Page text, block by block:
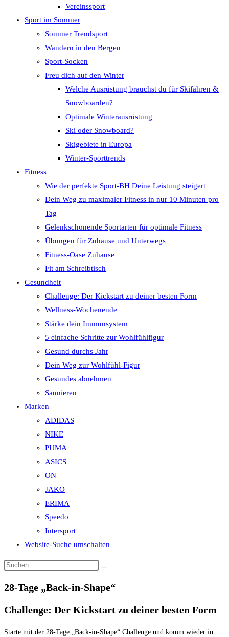
Vereinssport
Sport im Sommer
Sommer Trendsport
Wandern in den Bergen
Sport-Socken
Freu dich auf den Winter
Welche Ausrüstung brauchst du für Skifahren &
Snowboarden?
Optimale Winterausrüstung
Ski oder Snowboard?
Skigebiete in Europa
Winter-Sporttrends
Fitness
Wie der perfekte Sport-BH Deine Leistung steigert
Dein Weg zu maximaler Fitness in nur 10 Minuten pro
Tag
Gelenkschonende Sportarten für optimale Fitness
Übungen für Zuhause und Unterwegs
Fitness-Oase Zuhause
Fit am Schreibtisch
Gesundheit
Challenge: Der Kickstart zu deiner besten Form
Wellness-Wochenende
Stärke dein Immunsystem
5 einfache Schritte zur Wohlfühlfigur
Gesund durchs Jahr
Dein Weg zur Wohlfühl-Figur
Gesundes abnehmen
Saunieren
Marken
ADIDAS
NIKE
PUMA
ASICS
ON
JAKO
ERIMA
Speedo
Intersport
Website-Suche umschalten
28-Tage „Back-in-Shape“
Challenge: Der Kickstart zu deiner besten Form
Starte mit der 28-Tage „Back-in-Shape“ Challenge und komm wieder in